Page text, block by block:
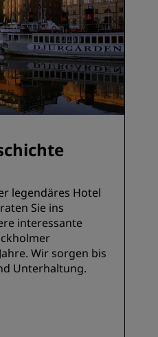
legendäres Hotel
Sie ins
interessante
Wir sorgen bis
Unterhaltung.